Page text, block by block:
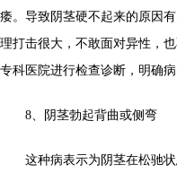
痿。导致阴茎硬不起来的原因
理打击很大，不敢面对异性，
专科医院进行检查诊断，明确
8、阴茎勃起背曲或侧弯
这种病表示为阴茎在松驰状